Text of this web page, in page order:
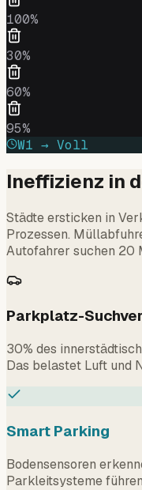
100%
30%
60%
95%
W1 → Voll
Ineffizienz in
Städte ersticken in
Prozessen.
Autofahrer suchen 20
Parkplatz-
30% des
Das belastet Luft und
Smart Parking
Bodensensoren
Parkleitsysteme